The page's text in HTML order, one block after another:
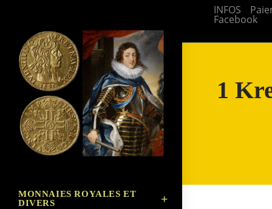
INFOS
Facebook
MONNAIES ROYALES ET
DIVERS
1